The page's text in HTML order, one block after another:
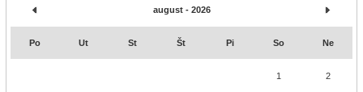
august - 2026
Po Ut St Št Pi So Ne
1 2